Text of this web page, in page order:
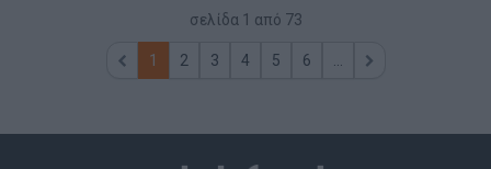
σελίδα 1 από 73
1 2 3 4 5 6